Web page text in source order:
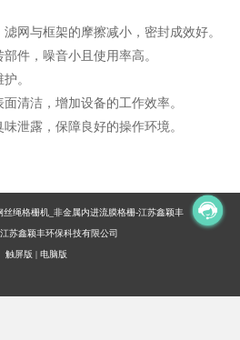
网与框架的摩擦减小，密封成效好。
件，噪音小且使用率高。
。
清洁，增加设备的工作效率。
泄露，保障良好的操作环境。
丝绳格栅机_非金属内进流膜格栅-江苏鑫颖丰
苏鑫颖丰环保科技有限公司
触屏版 | 电脑版